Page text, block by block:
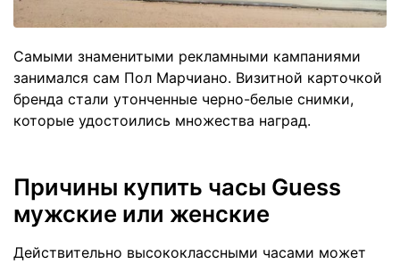
Самыми знаменитыми рекламными кампаниями
занимался сам Пол Марчиано. Визитной карточкой
бренда стали утонченные черно-белые снимки,
которые удостоились множества наград.
Причины купить часы Guess
мужские или женские
Действительно высококлассными часами может